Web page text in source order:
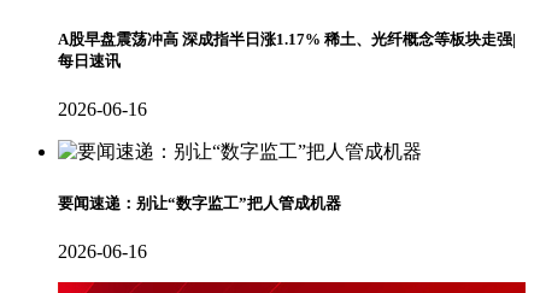
A股早盘震荡冲高 深成指半日涨1.17% 稀土、光纤概念等板块走强|
每日速讯
2026-06-16
要闻速递：别让“数字监工”把人管成机器
2026-06-16